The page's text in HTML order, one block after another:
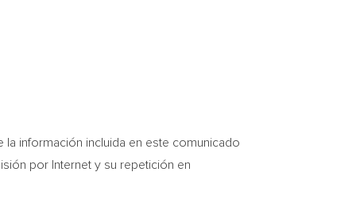
la información incluida en este comunicado
por Internet y su repetición en